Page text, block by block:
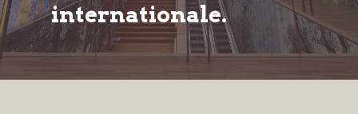
internationale.